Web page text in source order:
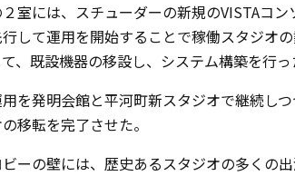
室には、スチューダーの新規のVISTAコ
して運用を開始することで稼働スタジオ
、既設機器の移設し、システム構築を行っ
を発明会館と平河町新スタジオで継続し
移転を完了させた。
ーの壁には、歴史あるスタジオの多くの